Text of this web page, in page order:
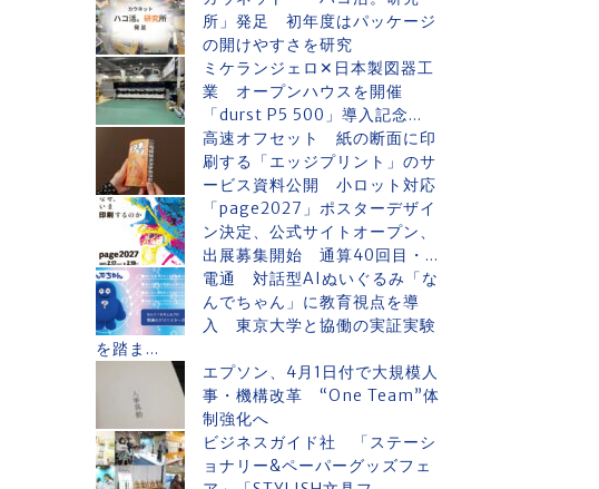
所」発足 初年度はパッケージ
の開けやすさを研究
ミケランジェロ✕日本製図器工
業 オープンハウスを開催
「durst P5 500」導入記念...
高速オフセット 紙の断面に印
刷する「エッジプリント」のサ
ービス資料公開 小ロット対応
「page2027」ポスターデザイ
ン決定、公式サイトオープン、
出展募集開始 通算40回目・...
電通 対話型AIぬいぐるみ「な
んでちゃん」に教育視点を導
入 東京大学と協働の実証実験
を踏ま...
エプソン、4月1日付で大規模人
事・機構改革 “One Team”体
制強化へ
ビジネスガイド社 「ステーシ
ョナリー&ペーパーグッズフェ